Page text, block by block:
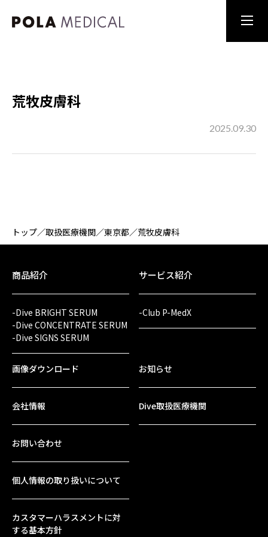
荒牧皮膚科
2025.09.30
トップ／取扱医療機関／東京都／荒牧皮膚科
商品紹介
-Dive BRIGHT SERUM
-Dive CONCENTRATE SERUM
-Dive SIGNS SERUM
サービス紹介
-Club P-MedX
画像ダウンロード
会社情報
お知らせ
Dive取扱医療機関
お問い合わせ
個人情報の取り扱いについて
カスタマーハラスメントに対
する基本方針